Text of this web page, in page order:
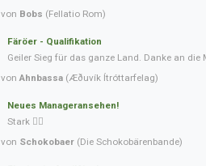
von Bobs (Fellatio Rom)
Färöer - Qualifikation
Geiler Sieg für das ganze Land. Danke an die
vonAhnbassa (Æðuvík Ítróttarfelag)
Neues Manageransehen!
Stark 👍🏼
von Schokobaer (Die Schokobärenbande)